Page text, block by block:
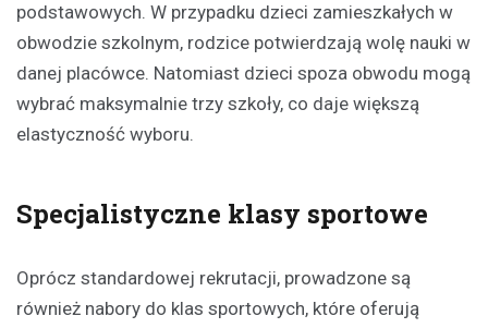
podstawowych. W przypadku dzieci zamieszkałych w
obwodzie szkolnym, rodzice potwierdzają wolę nauki w
danej placówce. Natomiast dzieci spoza obwodu mogą
wybrać maksymalnie trzy szkoły, co daje większą
elastyczność wyboru.
Specjalistyczne klasy sportowe
Oprócz standardowej rekrutacji, prowadzone są
również nabory do klas sportowych, które oferują